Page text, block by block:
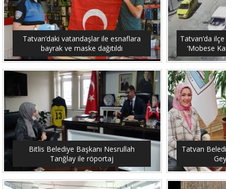
Tatvan’daki vatandaşlar ile esnaflara
bayrak ve maske dağıtıldı
Tatvan’da
‘Mobese
Bitlis Belediye Başkanı Nesrullah
Tanğlay ile röportaj
Tatvan